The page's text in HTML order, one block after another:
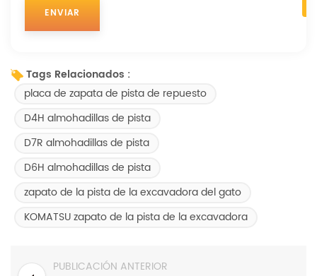
Tags Relacionados :
placa de zapata de pista de repuesto
D4H almohadillas de pista
D7R almohadillas de pista
D6H almohadillas de pista
zapato de la pista de la excavadora del gato
KOMATSU zapato de la pista de la excavadora
PUBLICACIÓN ANTERIOR